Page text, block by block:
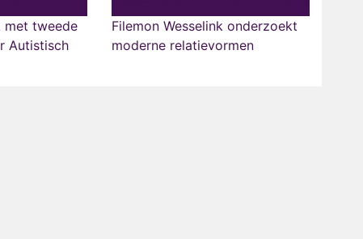
met tweede
Autistisch
Filemon Wesselink onderzoekt
moderne relatievormen